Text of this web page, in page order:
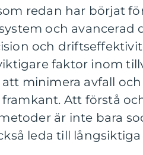
redan har börjat
och avancerad
och
faktor inom
minimera avfall
Att förstå
är inte bara
leda till långsiktiga